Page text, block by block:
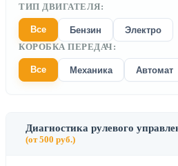
ТИП ДВИГАТЕЛЯ:
Все Бензин
Электро
КОРОБКА ПЕРЕДАЧ:
Все Механика Автомат
Диагностика рулевого
(от 500 руб.)